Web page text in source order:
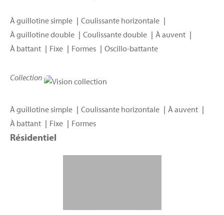
À guillotine simple
Coulissante horizontale
À guillotine double
Coulissante double
À auvent
À battant
Fixe Formes Oscillo-battante
Collection
À guillotine simple Coulissante horizontale
À auvent
À battant
Fixe Formes
Résidentiel